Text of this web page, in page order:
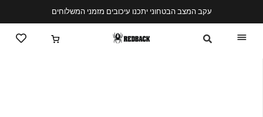
עקב המצב הבטחוני יתכנו עיכובים מזמני המשלוחים